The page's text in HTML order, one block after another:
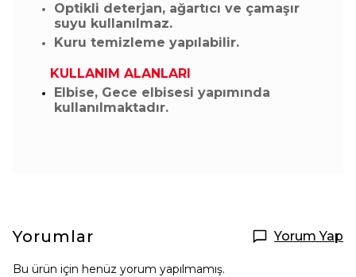
Optikli deterjan, ağartıcı ve çamaşır
suyu kullanılmaz.
Kuru temizleme yapılabilir.
KULLANIM ALANLARI
Elbise, Gece elbisesi yapımında
kullanılmaktadır.
Yorumlar Yorum Yap
Bu ürün için henüz yorum yapılmamış.